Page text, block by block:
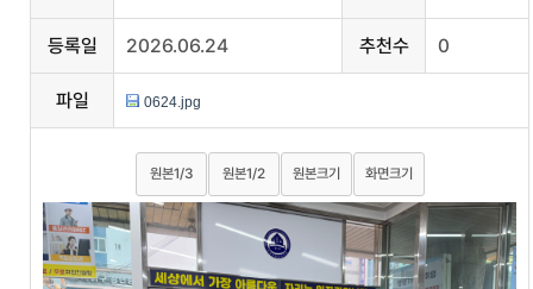
등록일 2026.06.24 추천수 0
파일 0624.jpg
원본1/3 원본1/2 원본크기 화면크기